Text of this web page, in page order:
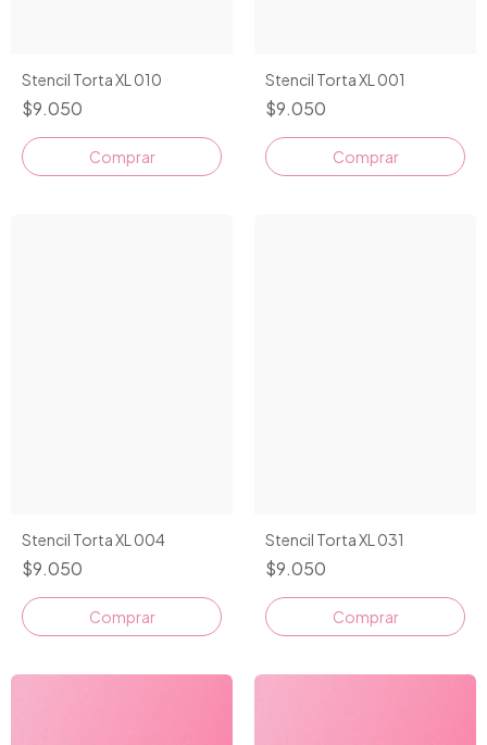
Stencil Torta XL 010
$9.050
Stencil Torta XL 001
$9.050
Stencil Torta XL 004
$9.050
Stencil Torta XL 031
$9.050